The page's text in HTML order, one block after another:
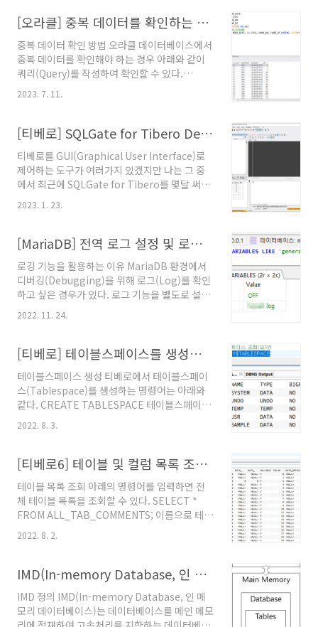
[오라클] 중복 데이터를 확인하는 방법
중복 데이터 확인 방법 오라클 데이터베이스에서
중복 데이터를 확인해야 하는 경우 아래와 같이
쿼리(Query)를 작성하여 확인할 수 있다.
SELECT {COLUMN_A, ...}, COUNT(*) AS
CNT FROM {TABLE_NAME} GROUP BY
2023. 7. 11.
[티베로] SQLGate for Tibero Developer 6개월 사용 후기
티베로를 GUI(Graphical User Interface)로
제어하는 도구가 여러가지 있겠지만 나는 그 중
에서 최근에 SQLGate for Tibero를 몇달 써봤
만 꽤 사용하기 편했다. 당장 무료로 사용가능한
SQLGate를 써봤는데 쓸만 했다. 웨어밸리 사의
오렌지라는 도구 위주로 썼었던 나에게는 조금
불편한 것도 있었지만 이제 나에게 SQLGate는
다음에 예산이 생겨서 유료 라이센스 구매가 가
능할 때 긍정적으로 도입을 검토할 수 있는 도구
이다.
2023. 1. 23.
[MariaDB] 전역 로그 설정 및 로그 확인
로깅 기능을 활용하는 이유 MariaDB 환경에서
디버깅(Debugging)을 위해 로그(Log)를 확인
하고 싶은 경우가 있다. 로그 기능을 별도로 설정
법이 전역 로그 기능을 활성화하는 것인데 본 글
인하는 방법을 다룬다. 전역 로그 활성화 먼저 아
래의 쿼리(Query, 질의어)를 입력하여 전역 로그
기능이 활성화 되었는지 확인한다. SHOW
VARIABLES LIKE 'general%';
'general_log'의 값이 'OFF'이면 전역 로그가
비활성화 되어 있는 상태이다. 이 경우 아래의 쿼
'general_..
2022. 11. 24.
[티베로] 테이블스페이스를 생성하고 목록 확인(조회)하기
테이블스페이스 생성 티베로에서 테이블스페이
스(Tablespace)를 생성하는 명령어는 아래와
같다. CREATE TABLESPACE 테이블스페이스
명 DATAFILE '파일명.dbf' SIZE 100M
AUTOEXTEND ON NEXT 100M MAXSIZE
AUTOALLOCATE 테이블스페이스 삭제 아래의
DROP TABLESPACE 테이블스페이스명 테이
블스페이스 파일 확인 아래의 명령어로 테이블스
페이스 파일 목록을 확인할 수 있다. SELECT *
FROM DBA_DATA_FILES 테이블스페이스 목
DBA_TABLES..
2022. 8. 3.
[티베로6] 테이블 및 컬럼 목록 조회하기
테이블 목록 조회 아래의 명령어를 입력하면 전
체 테이블 목록을 조회할 수 있다. SELECT *
FROM ALL_TAB_COMMENTS; 이름으로 테이
블 찾기 아래의 명령어의 '%테이블명%' 부분을
수정하면 이름으로 테이블을 찾을 수 있다.
WHERE TABLE_NAME LIKE '%테이블명%';
컬럼 목록 조회 아래의 명령어로 전체 컬럼 목록
을 조회할 수 있다. SELECT * FROM
ALL_COL_COMMENTS; 이름으로 컬럼 찾기
2022. 8. 2.
IMD(In-memory Database, 인 메모리 데이터베이스, Main Memory Database System, MMDB)
IMD 정의 IMD(In-memory Database, 인 메
모리 데이터베이스)는 데이터베이스를 메인 메모